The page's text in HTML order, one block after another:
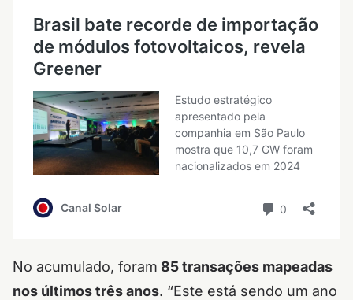
No acumulado, foram 85 transações mapeadas
nos últimos três anos. “Este está sendo um ano